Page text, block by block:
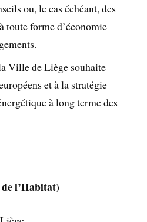
ou, le cas échéant, des
toute forme d’économie
Ville de Liège souhaite
et à la stratégie
à long terme des
l’Habitat)